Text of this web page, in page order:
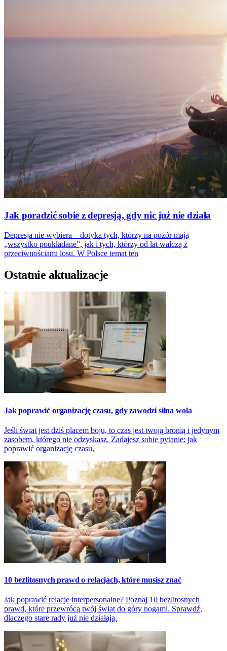
Jak poradzić sobie z depresją, gdy nic już nie działa
Depresja nie wybiera – dotyka tych, którzy na pozór mają
„wszystko poukładane”, jak i tych, którzy od lat walczą z
przeciwnościami losu. W Polsce temat ten
Ostatnie aktualizacje
Jak poprawić organizację czasu, gdy zawodzi silna wola
Jeśli świat jest dziś placem boju, to czas jest twoją bronią i jedynym
zasobem, którego nie odzyskasz. Zadajesz sobie pytanie: jak
poprawić organizację czasu,
10 bezlitosnych prawd o relacjach, które musisz znać
Jak poprawić relacje interpersonalne? Poznaj 10 bezlitosnych
prawd, które przewrócą twój świat do góry nogami. Sprawdź,
dlaczego stare rady już nie działają.